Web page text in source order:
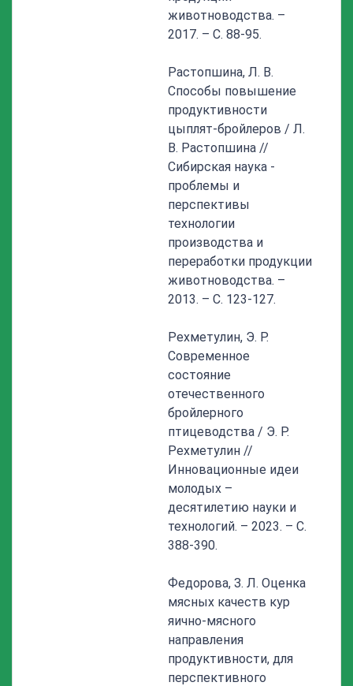
животноводства. –
2017. – С. 88-95.
Растопшина, Л. В.
Способы повышение
продуктивности
цыплят-бройлеров / Л.
В. Растопшина //
Сибирская наука -
проблемы и
перспективы
технологии
производства и
переработки продукции
животноводства. –
2013. – С. 123-127.
Рехметулин, Э. Р.
Современное
состояние
отечественного
бройлерного
птицеводства / Э. Р.
Рехметулин //
Инновационные идеи
молодых –
десятилетию науки и
технологий. – 2023. – С.
388-390.
Федорова, З. Л. Оценка
мясных качеств кур
яично-мясного
направления
продуктивности, для
перспективного